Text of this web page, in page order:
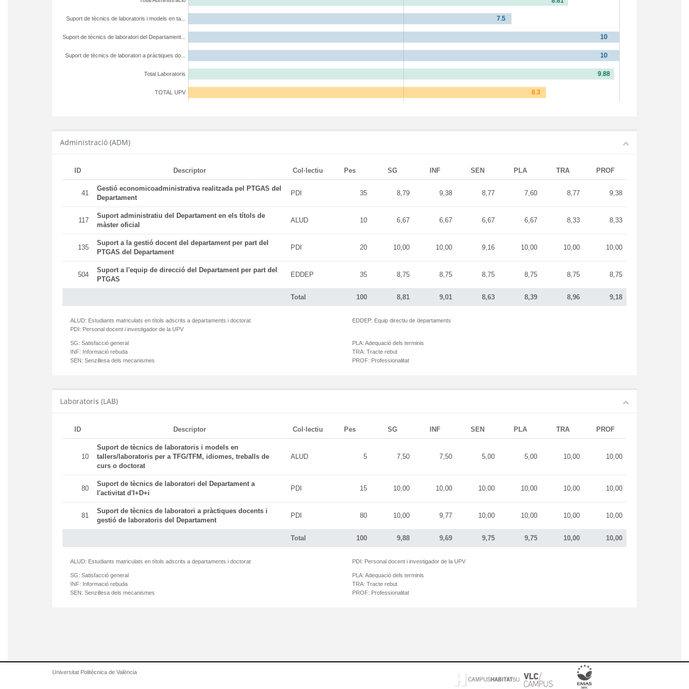
TOTAL UPV
Total Laboratoris
Suport de tècnics de laboratori a pràctiques do...
Suport de tècnics de laboratori del Departament...
Suport de tècnics de laboratoris i models en ta...
Administració (ADM)
ID Descriptor Col·lectiu Pes SG INF SEN PLA TRA PROF
Total 100 8,81 9,01 8,63 8,39 8,96 9,18
41
Gestió economicoadministrativa realitzada pel PTGAS del
Departament
PDI 35 8,79 9,38 8,77 7,60 8,77 9,38
117
Suport administratiu del Departament en els títols de
màster oficial
ALUD 10 6,67 6,67 6,67 6,67 8,33 8,33
135
Suport a la gestió docent del departament per part del
PTGAS del Departament
PDI 20 10,00 10,00 9,16 10,00 10,00 10,00
504
Suport a l'equip de direcció del Departament per part del
PTGAS
EDDEP 35 8,75 8,75 8,75 8,75 8,75 8,75
ALUD: Estudiants matriculats en títols adscrits a departaments i doctorat
PDI: Personal docent i investigador de la UPV
EDDEP: Equip directiu de departaments
SG: Satisfacció general
INF: Informació rebuda
SEN: Senzillesa dels mecanismes
PLA: Adequació dels terminis
TRA: Tracte rebut
PROF: Professionalitat
Laboratoris (LAB)
ID Descriptor Col·lectiu Pes SG INF SEN PLA TRA PROF
Total 100 9,88 9,69 9,75 9,75 10,00 10,00
10
Suport de tècnics de laboratoris i models en
tallers/laboratoris per a TFG/TFM, idiomes, treballs de
curs o doctorat
ALUD 5 7,50 7,50 5,00 5,00 10,00 10,00
80
Suport de tècnics de laboratori del Departament a
l'activitat d'I+D+i
PDI 15 10,00 10,00 10,00 10,00 10,00 10,00
81
Suport de tècnics de laboratori a pràctiques docents i
gestió de laboratoris del Departament
PDI 80 10,00 9,77 10,00 10,00 10,00 10,00
ALUD: Estudiants matriculats en títols adscrits a departaments i doctorat PDI: Personal docent i investigador de la UPV
SG: Satisfacció general
INF: Informació rebuda
SEN: Senzillesa dels mecanismes
PLA: Adequació dels terminis
TRA: Tracte rebut
PROF: Professionalitat
Universitat Politècnica de València